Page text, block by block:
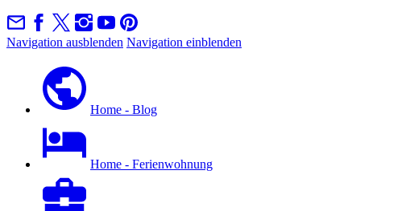
Navigation ausblenden Navigation einblenden
Home - Blog
Home - Ferienwohnung